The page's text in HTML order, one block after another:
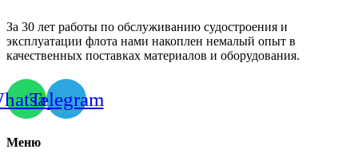
За 30 лет работы по обслуживанию судостроения и
эксплуатации флота нами накоплен немалый опыт в
качественных поставках материалов и оборудования.
Telegram
Меню